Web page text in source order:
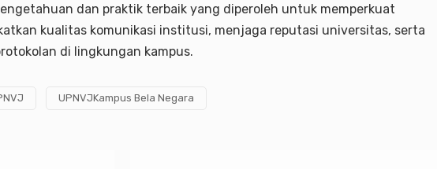
dan praktik terbaik yang diperoleh untuk memperkuat
kualitas komunikasi institusi, menjaga reputasi universitas, serta
di lingkungan kampus.
UPNVJKampus Bela Negara